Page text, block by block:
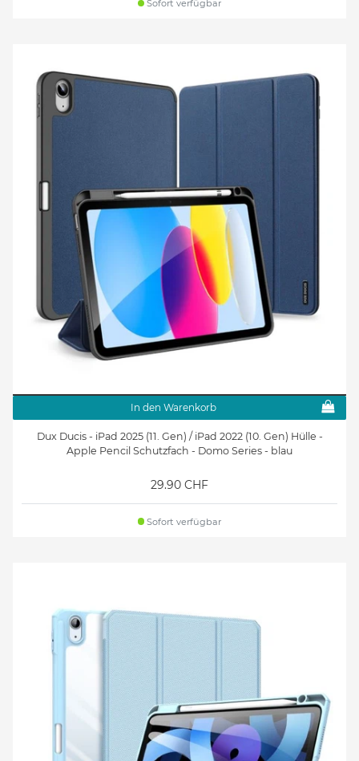
Sofort verfügbar
In den Warenkorb
Dux Ducis - iPad 2025 (11. Gen) / iPad 2022 (10. Gen) Hülle -
Apple Pencil Schutzfach - Domo Series - blau
29.90 CHF
Sofort verfügbar